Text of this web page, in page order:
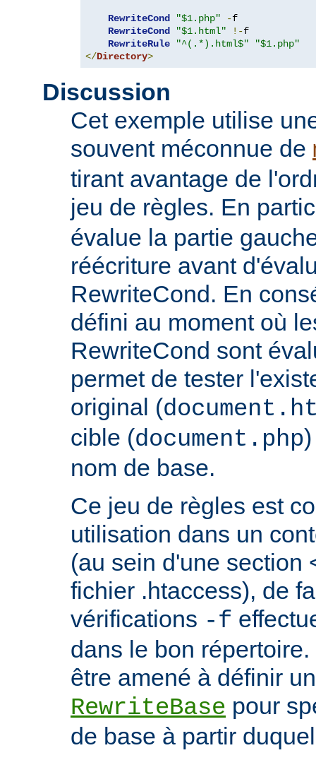
RewriteCond "$1.php" -f
RewriteCond
"$1.html" !-f
RewriteRule
"^(.*).html$"
"$1.php"
</Directory>
Discussion
Cet exemple utilise
souvent méconnue de
tirant avantage de
jeu de règles. En
évalue la partie
réécriture avant
RewriteCond. En
défini au moment où
RewriteCond sont
permet de tester
original (
cible (document.php
nom de base.
Ce jeu de règles est
utilisation dans un
(au sein d'une section
fichier .htaccess), de
vérifications -f
dans le bon
être amené à définir
RewriteBase pour
de base à partir